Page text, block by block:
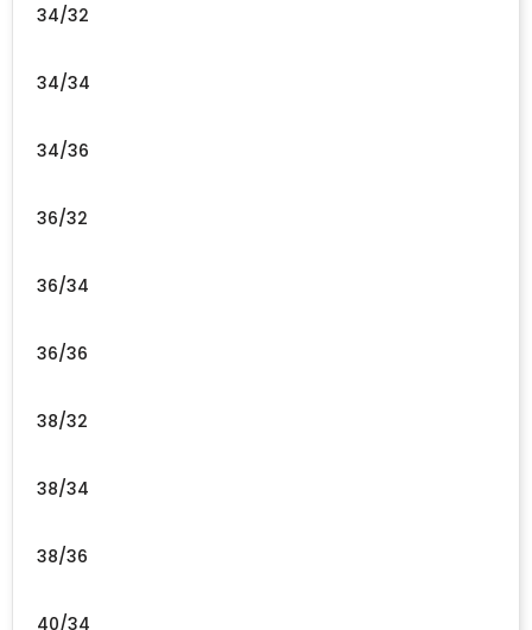
34/32
34/34
34/36
36/32
36/34
36/36
38/32
38/34
38/36
40/34